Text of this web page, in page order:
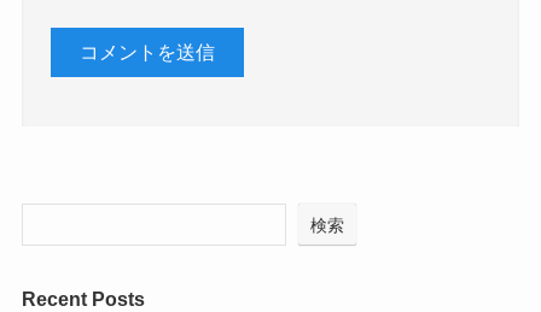
検索
Recent Posts